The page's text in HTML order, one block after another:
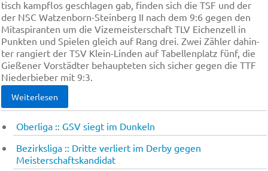
tisch kampf­los ge­schla­gen gab, fin­den sich die TSF und der
der NSC Wat­zen­born-Stein­berg II nach dem 9:6 ge­gen den
Mit­aspi­ran­ten um die Vi­ze­meis­ter­schaft TLV Ei­chen­zell in
Punk­ten und Spie­len gleich auf Rang drei. Zwei Zäh­ler da­hin­
ter ran­giert der TSV Klein-Lin­den auf Ta­bel­len­platz fünf, die
Gie­ße­ner Vor­städ­ter be­haup­te­ten sich si­cher ge­gen die TTF
Nie­der­bie­ber mit 9:3.
Weiterlesen
Oberliga :: GSV siegt im Dun­keln
Bezirksliga :: Dritte verliert im Derby gegen
Meisterschaftskandidat